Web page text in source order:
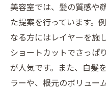
時間をかけず
自宅でのスタ
髪型一つで印
中高年が知ってお
ンセリング術
美容室では、髪の質感や
た提案を行っています。
なる方にはレイヤーを施
ショートカットでさっぱ
が人気です。また、白髪
ラーや、根元のボリュー